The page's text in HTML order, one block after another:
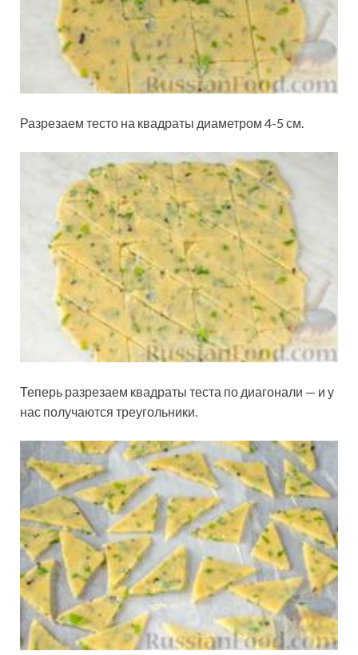
Разрезаем тесто на квадраты диаметром 4-5 см.
Теперь разрезаем квадраты теста по диагонали — и у
нас получаются треугольники.